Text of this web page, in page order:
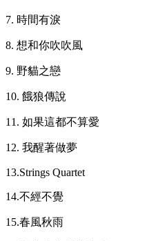
7. 時間有淚
8. 想和你吹吹風
9. 野貓之戀
10. 餓狼傳說
11. 如果這都不算愛
12. 我醒著做夢
13.Strings Quartet
14.不經不覺
15.春風秋雨